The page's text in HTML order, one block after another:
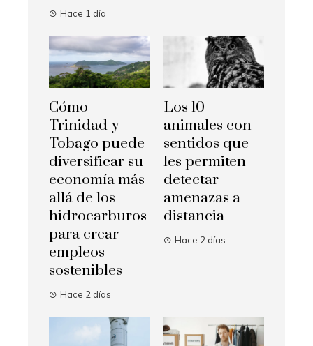
Hace 1 día
Cómo
Trinidad y
Tobago puede
diversificar su
economía más
allá de los
hidrocarburos
para crear
empleos
sostenibles
Hace 2 días
Los 10
animales con
sentidos que
les permiten
detectar
amenazas a
distancia
Hace 2 días